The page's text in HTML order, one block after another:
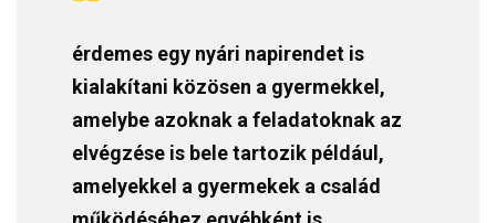
érdemes egy nyári napirendet is
kialakítani közösen a gyermekkel,
amelybe azoknak a feladatoknak az
elvégzése is bele tartozik például,
amelyekkel a gyermekek a család